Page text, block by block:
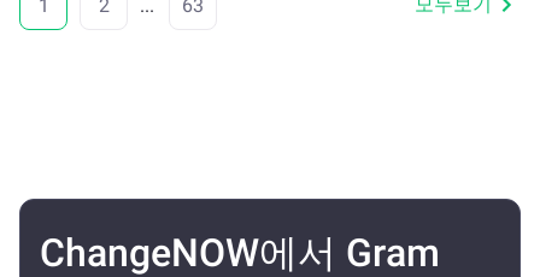
1 2 ... 63
ChangeNOW에서 Gram